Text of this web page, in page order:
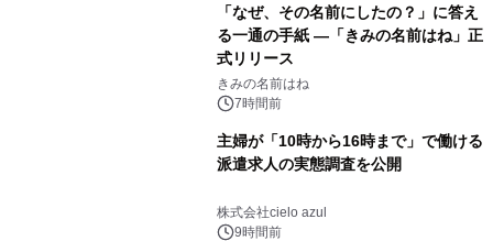
「なぜ、その名前にしたの？」に答え
る一通の手紙 ―「きみの名前はね」正
式リリース
きみの名前はね
7時間前
主婦が「10時から16時まで」で働ける
派遣求人の実態調査を公開
株式会社cielo azul
9時間前